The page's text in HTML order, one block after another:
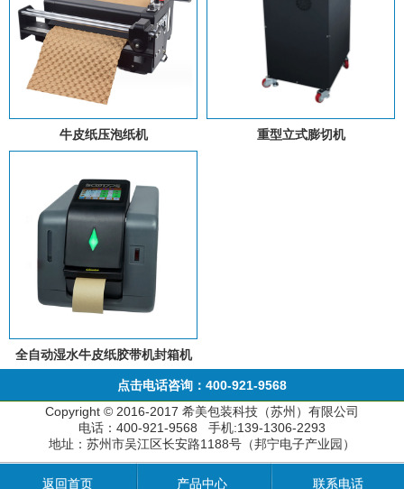
牛皮纸压泡纸机 重型立式膨切机
全自动湿水牛皮纸胶带机封箱机
点击电话咨询：400-921-9568
Copyright © 2016-2017 希美包装科技（苏州）有限公司
电话：400-921-9568 手机:139-1306-2293
地址：苏州市吴江区长安路1188号（邦宁电子产业园）
返回首页 产品中心 联系电话